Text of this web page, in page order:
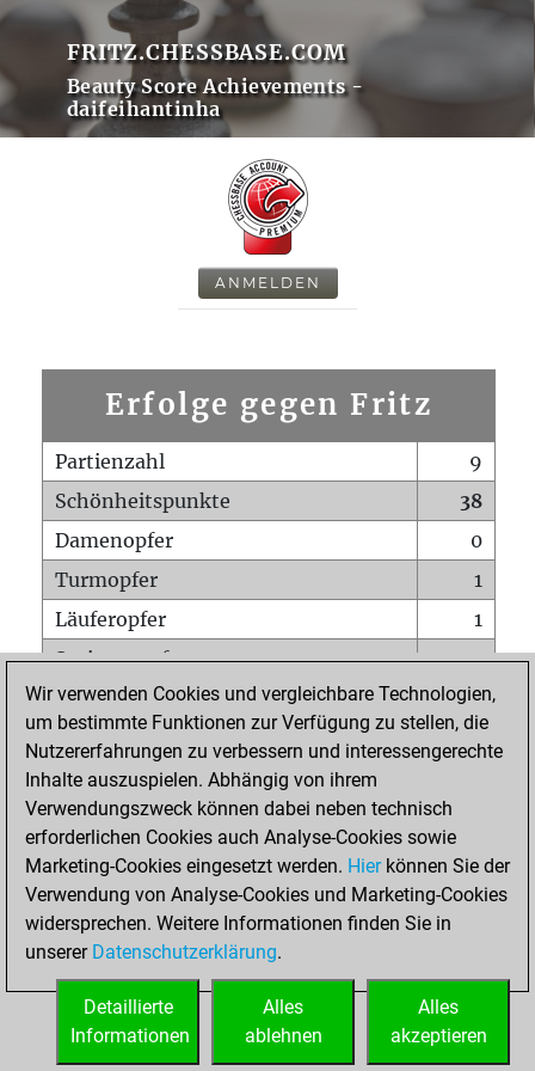
FRITZ.CHESSBASE.COM
Beauty Score Achievements -
daifeihantinha
ANMELDEN
Erfolge gegen Fritz
Partienzahl
9
Schönheitspunkte
38
Damenopfer
0
Turmopfer
1
Läuferopfer
1
Springeropfer
1
Bauernopfer
1
Matt auf vollem Brett
0
Bauer setzt Matt
Erstickte Matts
Unterverwandlungen
0
Türme auf der siebten
0
STARTSEITE
Wir verwenden Cookies und vergleichbare Technologien,
um bestimmte Funktionen zur Verfügung zu stellen, die
Nutzererfahrungen zu verbessern und interessengerechte
Inhalte auszuspielen. Abhängig von ihrem
Verwendungszweck können dabei neben technisch
erforderlichen Cookies auch Analyse-Cookies sowie
Marketing-Cookies eingesetzt werden. Hierkönnen Sie der
Verwendung von Analyse-Cookies und Marketing-Cookies
widersprechen. Weitere Informationen finden Sie in
unserer Datenschutzerklärung.
Alles
akzeptieren
Alles
ablehnen
Detaillierte
Informationen